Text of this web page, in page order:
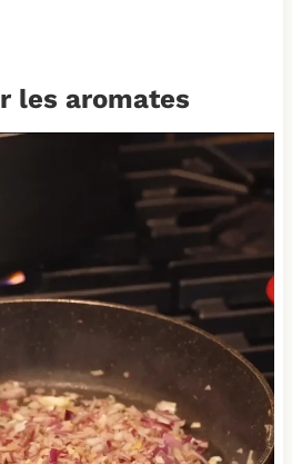
les aromates